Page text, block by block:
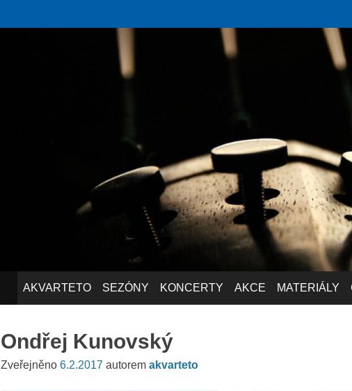
AKVARTETO SEZÓNY KONCERTY AKCE MATERIÁLY
Ondřej Kunovský
Zveřejněno 6.2.2017 autorem akvarteto